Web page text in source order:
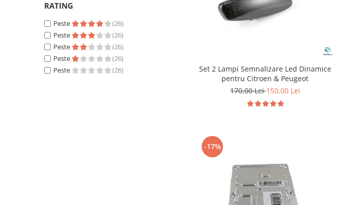
RATING
Peste
(26)
Peste
(26)
Peste
(26)
Peste
(26)
Peste
(26)
Set 2 Lampi Semnalizare Led Dinamice
pentru Citroen & Peugeot
170,00 Lei150,00 Lei
-17%